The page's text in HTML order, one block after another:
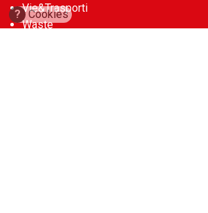
Vie&Trasporti
Waste
? Cookies